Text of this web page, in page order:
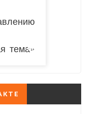
тема»